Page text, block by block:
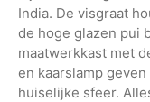
India. De visgraat
de hoge glazen pui
maatwerkkast met
en kaarslamp
huiselijke sfeer.